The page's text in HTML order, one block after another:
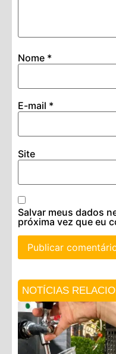
Nome *
E-mail *
Site
Salvar meus dados
próxima vez que eu
NOTÍCIAS